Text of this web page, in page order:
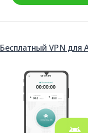
Бесплатный VPN для